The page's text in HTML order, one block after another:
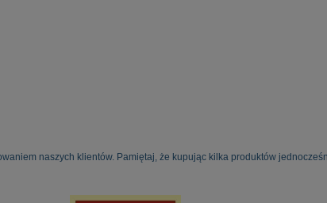
naszych klientów. Pamiętaj, że kupując kilka produktów